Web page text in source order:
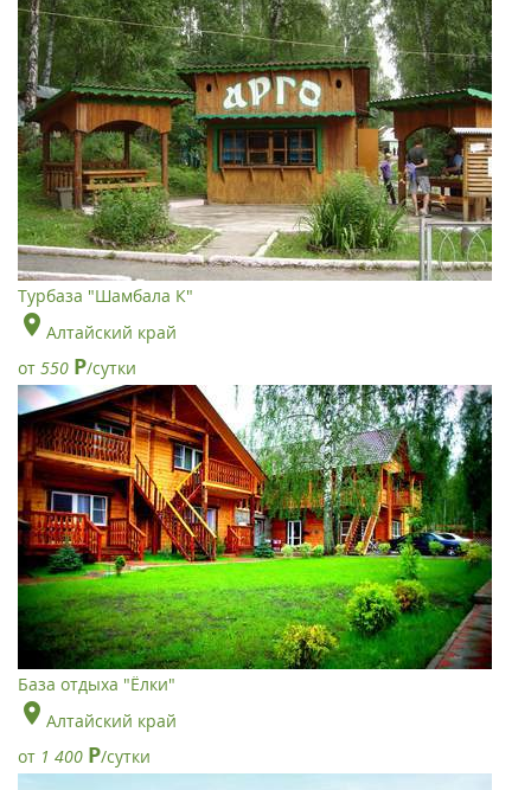
Турбаза "Шамбала К"
Алтайский край
от 550 Р/сутки
База отдыха "Ёлки"
Алтайский край
от 1 400 Р/сутки